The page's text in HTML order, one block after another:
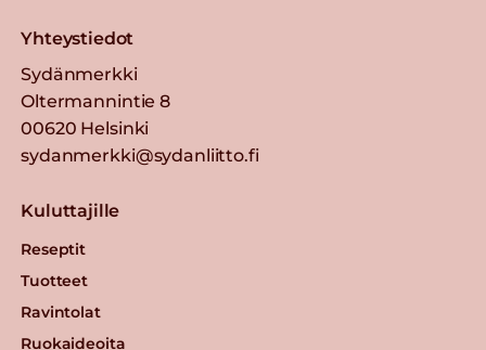
Yhteystiedot
Sydänmerkki
Oltermannintie 8
00620 Helsinki
sydanmerkki@sydanliitto.fi
Kuluttajille
Reseptit
Tuotteet
Ravintolat
Ruokaideoita